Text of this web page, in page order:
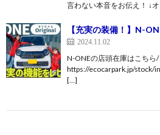
言わない本音をお伝え！ ↓
【充実の装備！】N-
2024.11.02
N-ONEの店頭在庫はこちら/
https://ecocarpark.jp/stock/
[…]